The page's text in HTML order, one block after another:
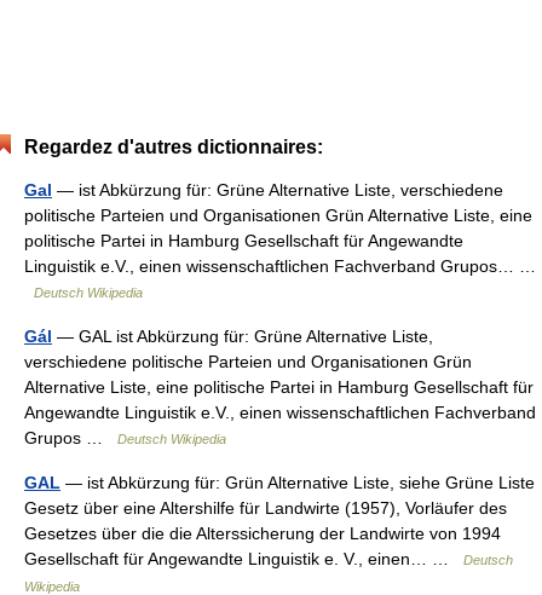
Regardez d'autres dictionnaires:
Gal — ist Abkürzung für: Grüne Alternative Liste, verschiedene
politische Parteien und Organisationen Grün Alternative Liste, eine
politische Partei in Hamburg Gesellschaft für Angewandte
Linguistik e.V., einen wissenschaftlichen Fachverband Grupos… …
Deutsch Wikipedia
Gál — GAL ist Abkürzung für: Grüne Alternative Liste,
verschiedene politische Parteien und Organisationen Grün
Alternative Liste, eine politische Partei in Hamburg Gesellschaft für
Angewandte Linguistik e.V., einen wissenschaftlichen Fachverband
Grupos …
Deutsch Wikipedia
GAL — ist Abkürzung für: Grün Alternative Liste, siehe Grüne Liste
Gesetz über eine Altershilfe für Landwirte (1957), Vorläufer des
Gesetzes über die die Alterssicherung der Landwirte von 1994
Gesellschaft für Angewandte Linguistik e. V., einen… …
Deutsch
Wikipedia